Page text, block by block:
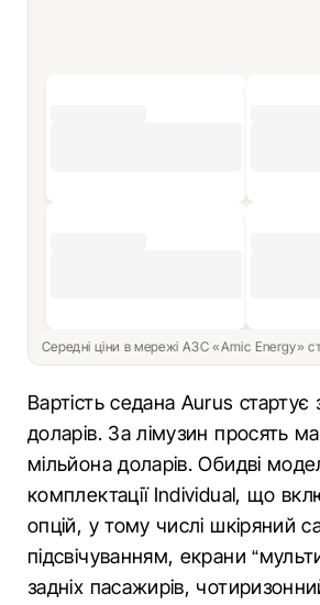
Середні ціни в мережі АЗС «Amic Energy»
Вартість седана Aurus стартує
доларів. За лімузин просять
мільйона доларів. Обидві
комплектації Individual, що
опцій, у тому числі шкіряний
підсвічуванням, екрани
задніх пасажирів,